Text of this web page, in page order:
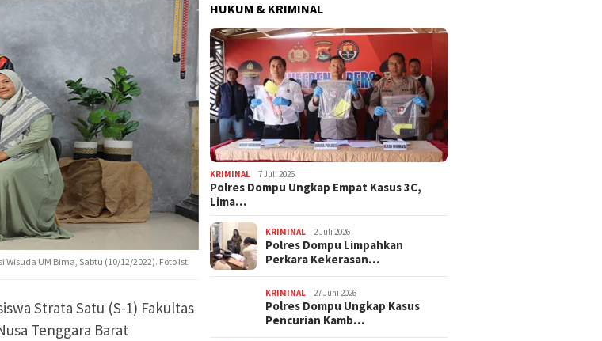
UM Bima, Sabtu (10/12/2022). Foto Ist.
Strata Satu (S-1) Fakultas
Tenggara Barat
HUKUM & KRIMINAL
KRIMINAL 7 Juli 2026
Polres Dompu Ungkap Empat Kasus 3C,
Lima…
KRIMINAL 2 Juli 2026
Polres Dompu Limpahkan
Perkara Kekerasan…
KRIMINAL 27 Juni 2026
Polres Dompu Ungkap Kasus
Pencurian Kamb…